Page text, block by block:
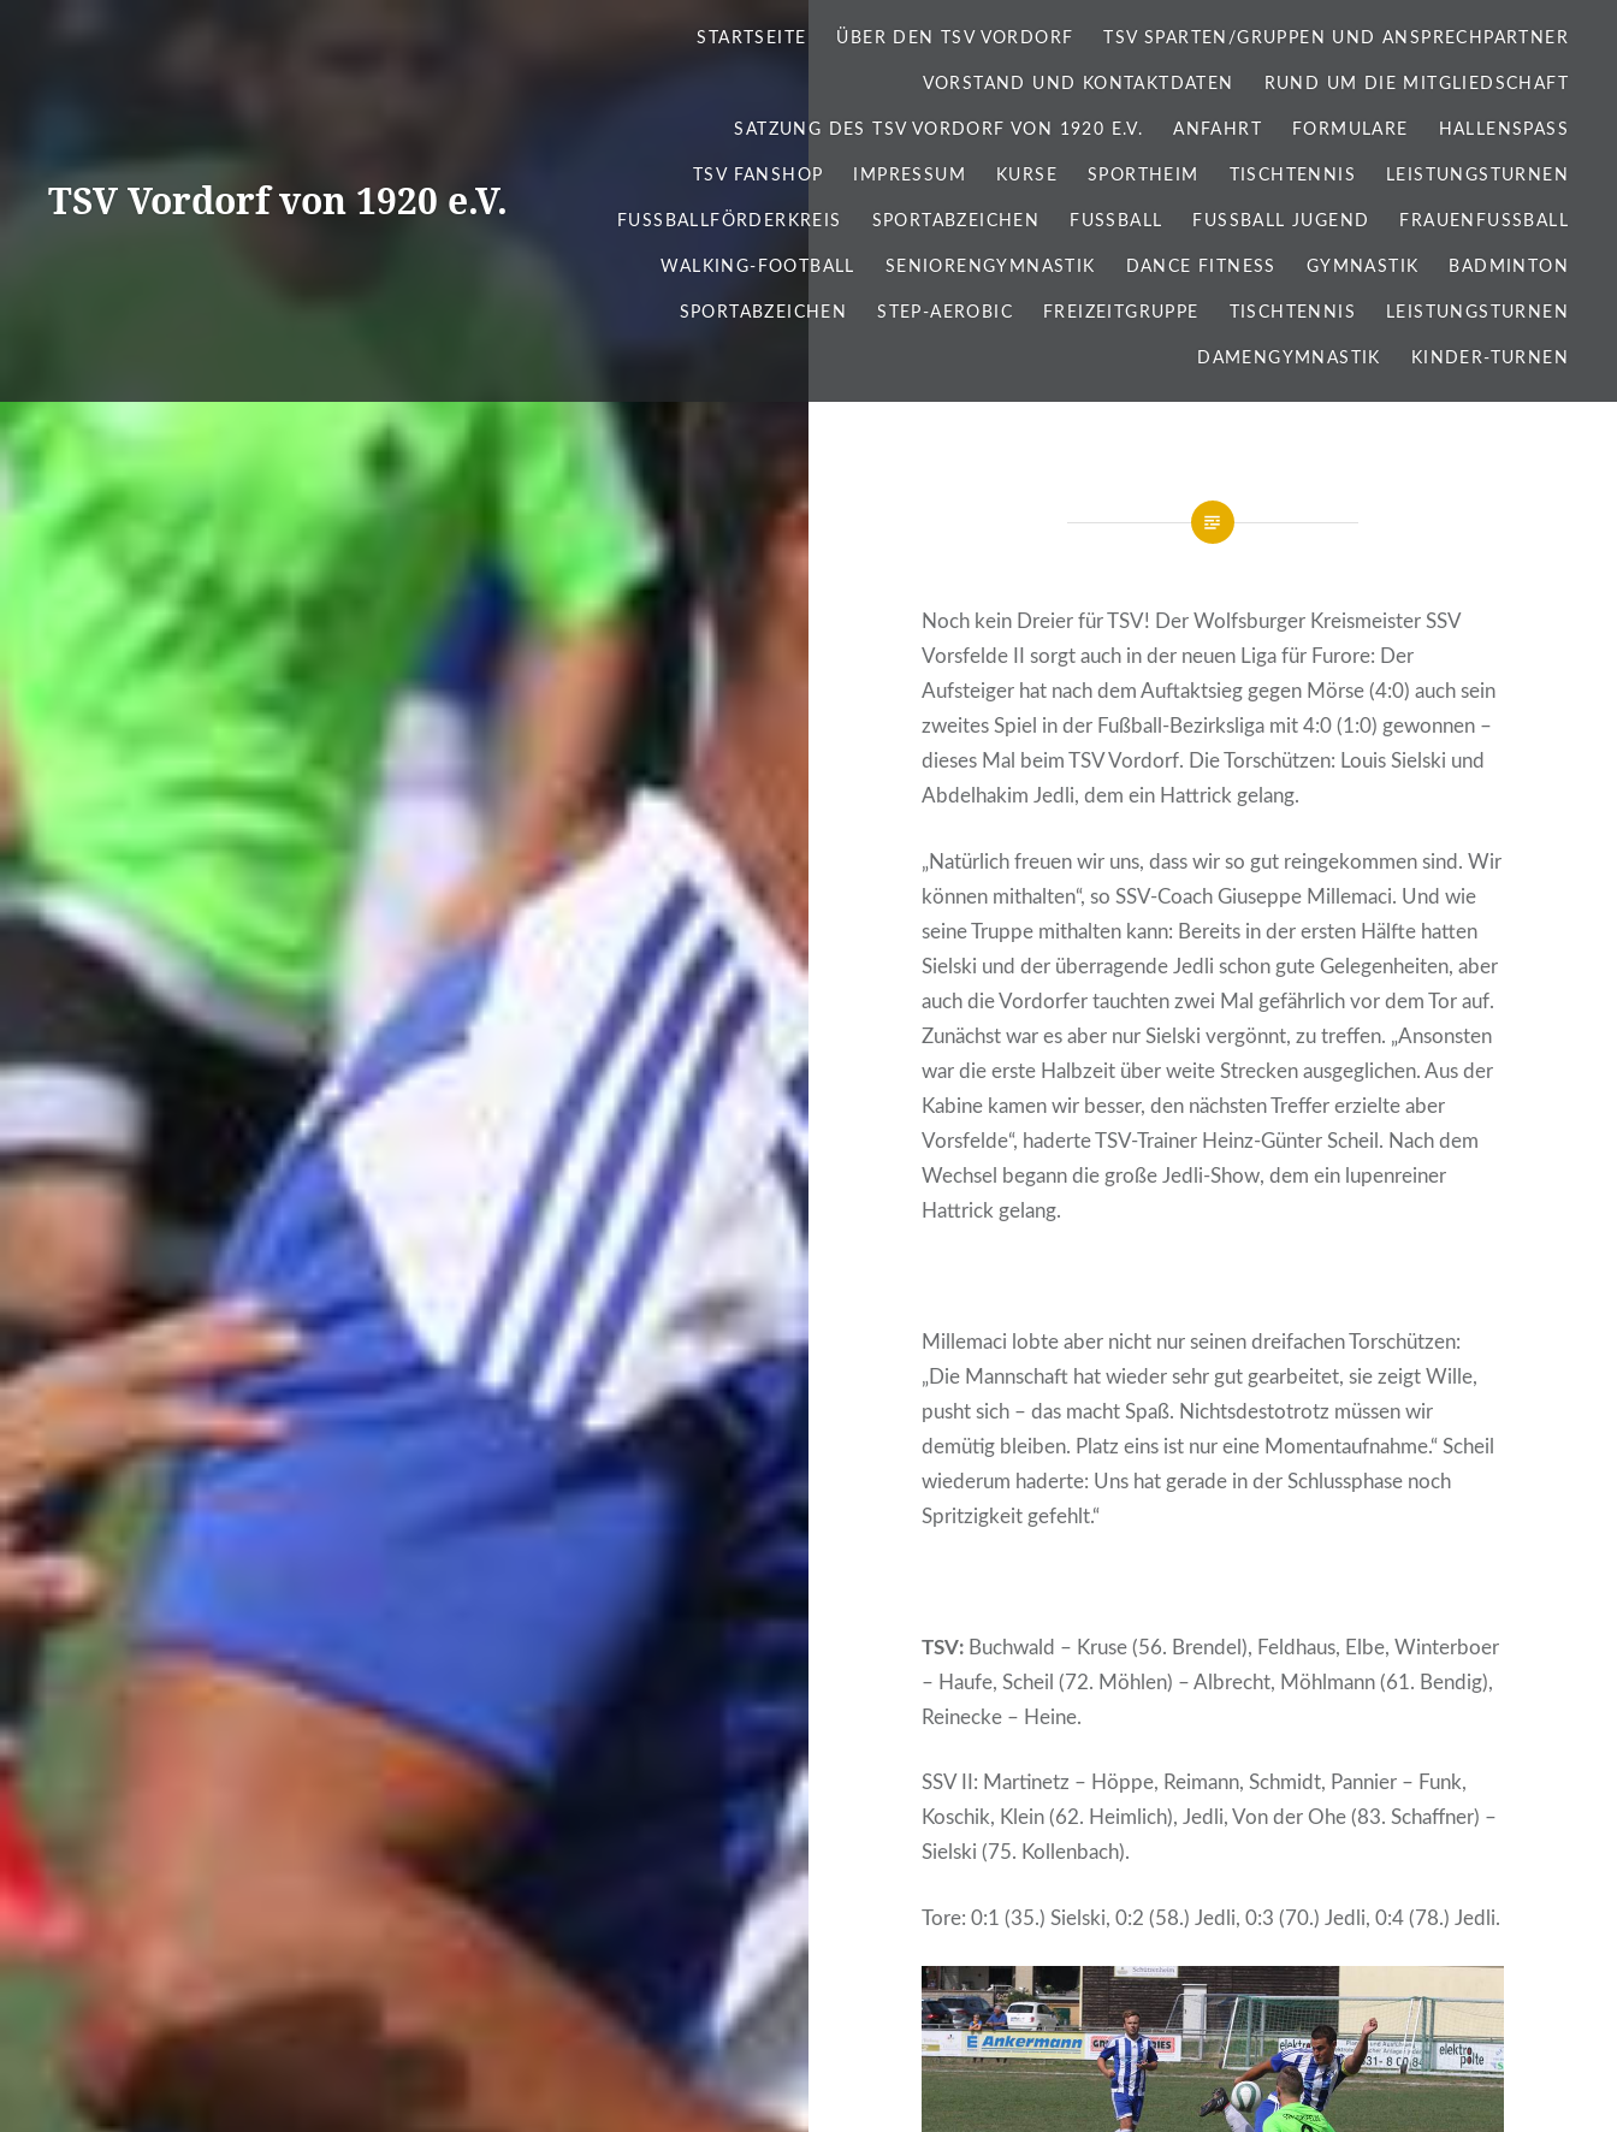
TSV Vordorf von 1920 e.V.
STARTSEITE ÜBER DEN TSV VORDORF TSV SPARTEN/GRUPPEN UND ANSPRECHPARTNER
VORSTAND UND KONTAKTDATEN RUND UM DIE MITGLIEDSCHAFT
SATZUNG DES TSV VORDORF VON 1920 E.V. ANFAHRT FORMULARE HALLENSPASS
TSV FANSHOP IMPRESSUM KURSE SPORTHEIM TISCHTENNIS LEISTUNGSTURNEN
FUSSBALLFÖRDERKREIS SPORTABZEICHEN FUSSBALL FUSSBALL JUGEND FRAUENFUSSBALL
WALKING-FOOTBALL SENIORENGYMNASTIK DANCE FITNESS GYMNASTIK BADMINTON
SPORTABZEICHEN STEP-AEROBIC FREIZEITGRUPPE TISCHTENNIS LEISTUNGSTURNEN
DAMENGYMNASTIK KINDER-TURNEN
Noch kein Dreier für TSV! Der Wolfsburger Kreismeister SSV
Vorsfelde II sorgt auch in der neuen Liga für Furore: Der
Aufsteiger hat nach dem Auftaktsieg gegen Mörse (4:0) auch sein
zweites Spiel in der Fußball-Bezirksliga mit 4:0 (1:0) gewonnen –
dieses Mal beim TSV Vordorf. Die Torschützen: Louis Sielski und
Abdelhakim Jedli, dem ein Hattrick gelang.
„Natürlich freuen wir uns, dass wir so gut reingekommen sind. Wir
können mithalten“, so SSV-Coach Giuseppe Millemaci. Und wie
seine Truppe mithalten kann: Bereits in der ersten Hälfte hatten
Sielski und der überragende Jedli schon gute Gelegenheiten, aber
auch die Vordorfer tauchten zwei Mal gefährlich vor dem Tor auf.
Zunächst war es aber nur Sielski vergönnt, zu treffen. „Ansonsten
war die erste Halbzeit über weite Strecken ausgeglichen. Aus der
Kabine kamen wir besser, den nächsten Treffer erzielte aber
Vorsfelde“, haderte TSV-Trainer Heinz-Günter Scheil. Nach dem
Wechsel begann die große Jedli-Show, dem ein lupenreiner
Hattrick gelang.
Millemaci lobte aber nicht nur seinen dreifachen Torschützen:
„Die Mannschaft hat wieder sehr gut gearbeitet, sie zeigt Wille,
pusht sich – das macht Spaß. Nichtsdestotrotz müssen wir
demütig bleiben. Platz eins ist nur eine Momentaufnahme.“ Scheil
wiederum haderte: Uns hat gerade in der Schlussphase noch
Spritzigkeit gefehlt.“
TSV: Buchwald – Kruse (56. Brendel), Feldhaus, Elbe, Winterboer
– Haufe, Scheil (72. Möhlen) – Albrecht, Möhlmann (61. Bendig),
Reinecke – Heine.
SSV II: Martinetz – Höppe, Reimann, Schmidt, Pannier – Funk,
Koschik, Klein (62. Heimlich), Jedli, Von der Ohe (83. Schaffner) –
Sielski (75. Kollenbach).
Tore: 0:1 (35.) Sielski, 0:2 (58.) Jedli, 0:3 (70.) Jedli, 0:4 (78.) Jedli.